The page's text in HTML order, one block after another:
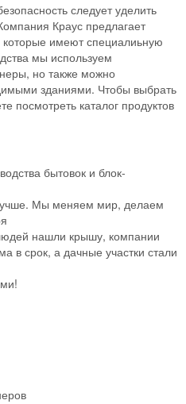
следует уделить
Краус предлагает
имеют специалиьную
мы используем
но также можно
зданиями. Чтобы выбрать
посмотреть каталог продуктов
бытовок и блок-
Мы меняем мир, делаем
нашли крышу, компании
в срок, а дачные участки стали